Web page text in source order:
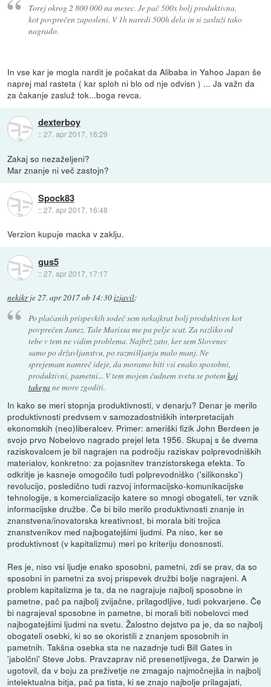
Torej okrog 2 800 000 na mesec. Je pač 500x bolj produktivna,
kot povprečen zaposleni. V 1h naredi 500h dela in si zasluži tako
nagrado.
In vse kar je mogla nardit je počakat da Alibaba in Yahoo Japan še
naprej mal rasteta ( kar sploh ni blo od nje odvisn ) ... Ja važn da
za čakanje zasluž tok...boga revca.
dexterboy
::27. apr 2017, 16:29
Zakaj so nezaželjeni?
Mar znanje ni več zastojn?
Spock83
::27. apr 2017, 16:48
Verzion kupuje macka v zaklju.
gus5
::27. apr 2017, 17:17
nekikrje27. apr 2017 ob 14:30izjavil:
Po plačanih prispevkih sodeč sem nekajkrat bolj produktiven kot
povprečen Janez. Tale Marissa me pa pelje scat. Za razliko od
tebe v tem ne vidim problema. Najbrž zato, ker sem Slovenec
samo po državljanstvu, po razmišljanju malo manj. Ne
sprejemam namreč ideje, da moramo biti vsi enako sposobni,
produktivni, pametni... V tem mojem čudnem svetu se potemkaj
takegane more zgoditi.
In kako se meri stopnja produktivnosti, v denarju? Denar je merilo
produktivnosti predvsem v samozadostniških interpretacijah
ekonomskih (neo)liberalcev. Primer: ameriški fizik John Berdeen je
svojo prvo Nobelovo nagrado prejel leta 1956. Skupaj s še dvema
raziskovalcem je bil nagrajen na področju raziskav polprevodniških
materialov, konkretno: za pojasnitev tranzistorskega efekta. To
odkritje je kasneje omogočilo tudi polprevodniško ('silikonsko')
revolucijo, posledično tudi razvoj informacijsko-komunikacijske
tehnologije, s komercializacijo katere so mnogi obogateli, ter vznik
informacijske družbe. Če bi bilo merilo produktivnosti znanje in
znanstvena/inovatorska kreativnost, bi morala biti trojica
znanstvenikov med najbogatejšimi ljudmi. Pa niso, ker se
produktivnost (v kapitalizmu) meri po kriteriju donosnosti.
Res je, niso vsi ljudje enako sposobni, pametni, zdi se prav, da so
sposobni in pametni za svoj prispevek družbi bolje nagrajeni. A
problem kapitalizma je ta, da ne nagrajuje najbolj sposobne in
pametne, pač pa najbolj zvijačne, prilagodljive, tudi pokvarjene. Če
bi nagrajeval sposobne in pametne, bi morali biti nobelovci med
najbogatejšimi ljudmi na svetu. Žalostno dejstvo pa je, da so najbolj
obogateli osebki, ki so se okoristili z znanjem sposobnih in
pametnih. Takšna osebka sta ne nazadnje tudi Bill Gates in
'jabolčni' Steve Jobs. Pravzaprav nič presenetljivega, že Darwin je
ugotovil, da v boju za preživetje ne zmagajo najmočnejša in najbolj
intelektualna bitja, pač pa tista, ki se znajo najbolje prilagajati,